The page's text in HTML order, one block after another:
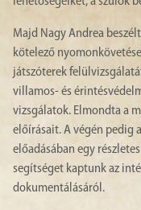
Majd Nagy Andrea
kötelező
játszóterek
villamos- és
vizsgálatok. Elmondta a
előírásait. A végén pedig
előadásában egy
segítséget kaptunk az
dokumentálásáról.